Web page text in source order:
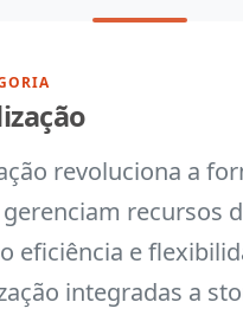
revoluciona a
recursos
eficiência e
integradas a